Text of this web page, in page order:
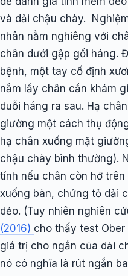
và dải chậu chày.
nhân nằm nghiêng với
chân dưới gập gối háng.
bệnh, một tay cố định
nắm lấy chân cần khám
duỗi háng ra sau. Hạ
giường một cách thụ
hạ chân xuống mặt
chậu chày bình thường).
tính nếu chân còn hở
xuống bàn, chứng tỏ dải
dẻo. (Tuy nhiên nghiên
(2016) cho thấy test
giá trị cho ngắn của dải
nó có nghĩa là rút ngắn